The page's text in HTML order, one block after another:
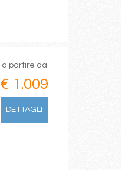
a partire da
€ 1.009
DETTAGLI